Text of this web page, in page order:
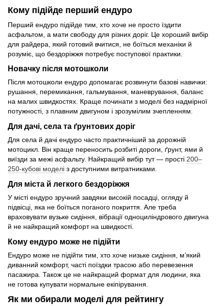
Кому підійде перший ендуро
Перший ендуро підійде тим, хто хоче не просто їздити
асфальтом, а мати свободу для різних доріг. Це хороший вибір
для райдера, який готовий вчитися, не боїться механіки й
розуміє, що бездоріжжя потребує поступової практики.
Новачку після мотошколи
Після мотошколи ендуро допомагає розвинути базові навички:
рушання, перемикання, гальмування, маневрування, баланс
на малих швидкостях. Краще починати з моделі без надмірної
потужності, з плавним двигуном і зрозумілим зчепленням.
Для дачі, села та ґрунтових доріг
Для села й дачі ендуро часто практичніший за дорожній
мотоцикл. Він краще переносить розбиті дороги, ґрунт, ями й
виїзди за межі асфальту. Найкращий вибір тут — прості 200–
250-кубові моделі з доступними витратниками.
Для міста й легкого бездоріжжя
У місті ендуро зручний завдяки високій посадці, огляду й
підвісці, яка не боїться поганого покриття. Але треба
враховувати вузьке сидіння, вібрації одноциліндрового двигуна
й не найкращий комфорт на швидкості.
Кому ендуро може не підійти
Ендуро може не підійти тим, хто хоче низьке сидіння, м’який
диванний комфорт, часті поїздки трасою або перевезення
пасажира. Також це не найкращий формат для людини, яка
не готова купувати нормальне екіпірування.
Як ми обирали моделі для рейтингу